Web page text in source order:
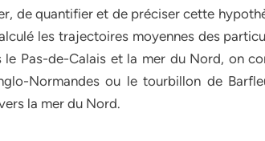
de quantifier et de préciser cette
les trajectoires moyennes des
Pas-de-Calais et la mer du Nord, on
Normandes ou le tourbillon de
la mer du Nord.